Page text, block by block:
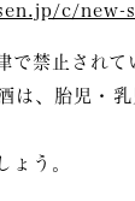
c/new-
禁止されて
は、胎児・乳
ょう。